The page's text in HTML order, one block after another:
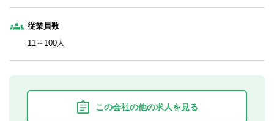
従業員数
11～100人
この会社の他の求人を見る